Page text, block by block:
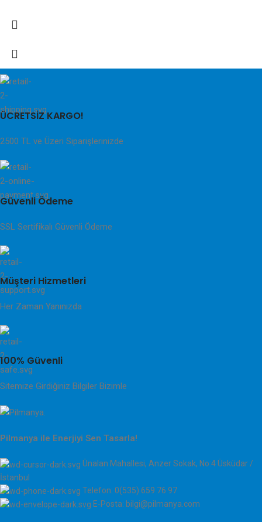
ÜCRETSİZ KARGO!
2500 TL ve Üzeri Siparişlerinizde
Güvenli Ödeme
SSL Sertifikalı Güvenli Ödeme
Müşteri Hizmetleri
Her Zaman Yanınızda
100% Güvenli
Sitemize Girdiğiniz Bilgiler Bizimle
Pilmanya ile Enerjiyi Sen Tasarla!
Ünalan Mahallesi, Anzer Sokak, No:4 Üsküdar /
İstanbul
Telefon: 0(535) 659 76 97
E-Posta: bilgi@pilmanya.com